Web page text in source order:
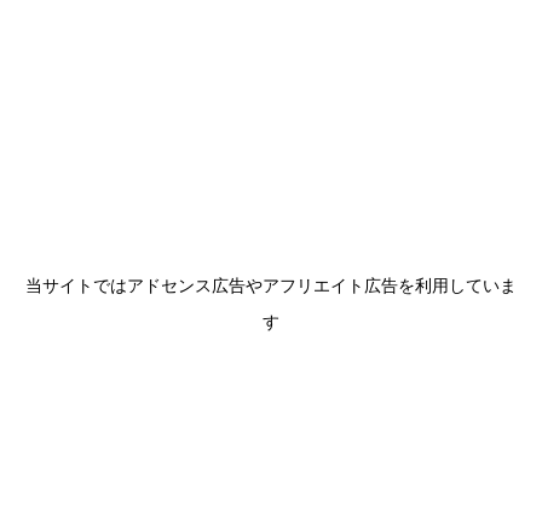
当サイトではアドセンス広告やアフリエイト広告を利用していま
す